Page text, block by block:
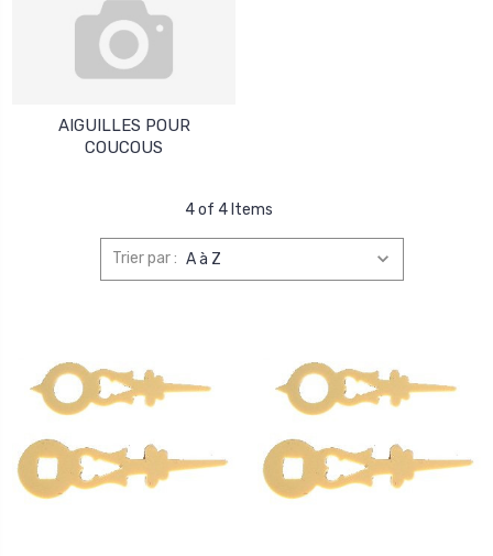
AIGUILLES POUR
COUCOUS
4 of 4 Items
Trier par :